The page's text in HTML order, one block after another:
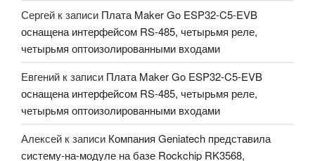
Сергей к записи Плата Maker Go ESP32-C5-EVB
оснащена интерфейсом RS-485, четырьмя реле,
четырьмя оптоизолированными входами
Евгений к записи Плата Maker Go ESP32-C5-EVB
оснащена интерфейсом RS-485, четырьмя реле,
четырьмя оптоизолированными входами
Алексей к записи Компания Geniatech представила
систему-на-модуле на базе Rockchip RK3568,